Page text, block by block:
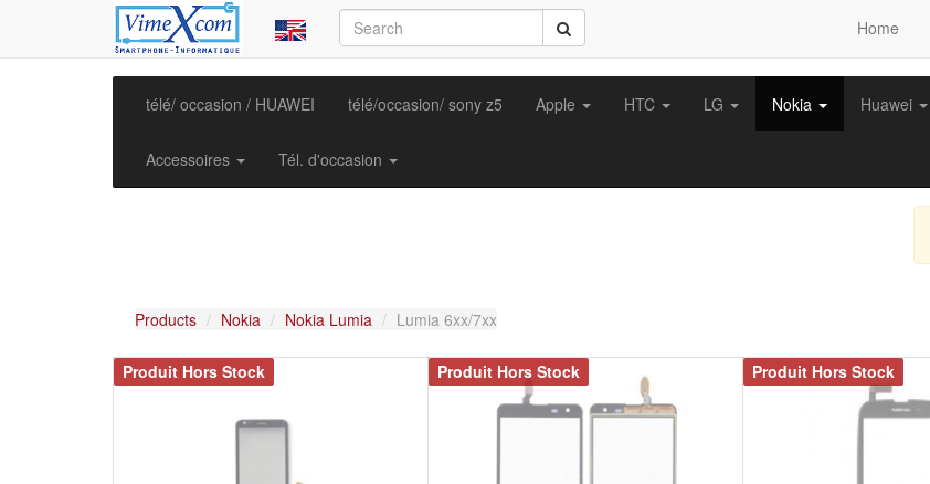
Home
télé/ occasion / HUAWEI télé/occasion/ sony z5 Apple HTC LG Nokia Huawei
Accessoires Tél. d'occasion
Products Nokia Nokia Lumia Lumia 6xx/7xx
Produit Hors Stock Produit Hors Stock Produit Hors Stock